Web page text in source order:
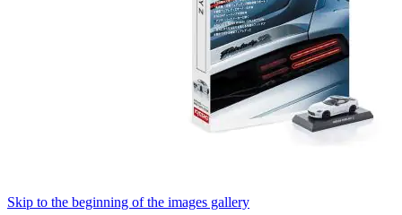
Skip to the beginning of the images gallery